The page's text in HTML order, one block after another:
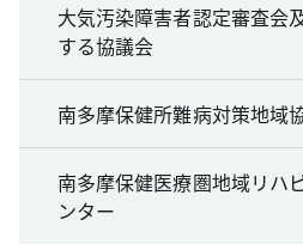
大気汚染障害者認定審査会
する協議会
南多摩保健所難病対策地域
南多摩保健医療圏地域リハ
ンター